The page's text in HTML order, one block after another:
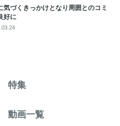
気づくきっかけとなり周囲とのコミ
好に
特集
動画一覧